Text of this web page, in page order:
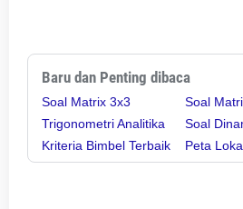
Baru dan Penting dibaca
Soal Matrix 3x3
Trigonometri Analitika
Kriteria Bimbel Terbaik
Soal
Soal
Peta